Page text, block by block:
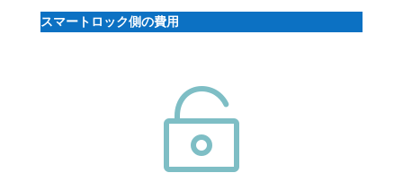
スマートロック側の費用
